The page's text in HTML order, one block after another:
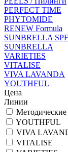
PERFECT TIME
PHYTOMIDE
RENEW Formula
SUNBRELLA
SUNBRELLA
VARIETIES
VITALISE
VIVA LAVANDA
YOUTHFUL
Цена
Линии
YOUTHFUL
VIVA
VITALISE